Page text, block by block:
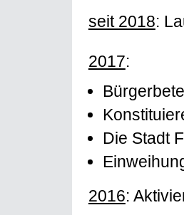
seit 2018:
2017:
Die Stadt
2016: